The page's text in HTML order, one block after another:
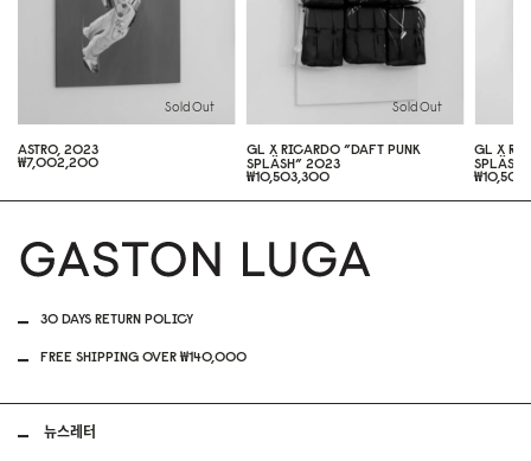
Sold Out
ASTRO, 2023
₩7,002,200
Sold Out
GL X RICARDO ”DAFT PUNK
SPLÄSH” 2023
₩10,503,300
GL X
30 DAYS RETURN POLICY
FREE SHIPPING OVER ₩140,000
뉴스레터